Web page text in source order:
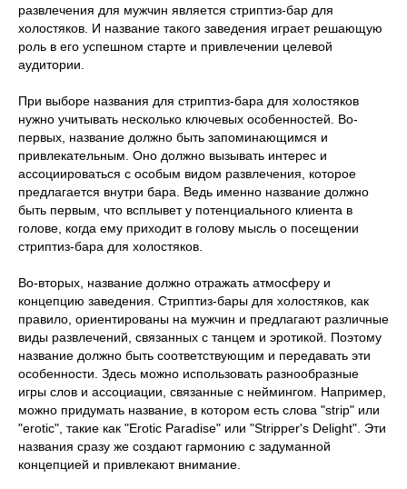
развлечения для мужчин является стриптиз-бар для
холостяков. И название такого заведения играет решающую
роль в его успешном старте и привлечении целевой
аудитории.
При выборе названия для стриптиз-бара для холостяков
нужно учитывать несколько ключевых особенностей. Во-
первых, название должно быть запоминающимся и
привлекательным. Оно должно вызывать интерес и
ассоциироваться с особым видом развлечения, которое
предлагается внутри бара. Ведь именно название должно
быть первым, что всплывет у потенциального клиента в
голове, когда ему приходит в голову мысль о посещении
стриптиз-бара для холостяков.
Во-вторых, название должно отражать атмосферу и
концепцию заведения. Стриптиз-бары для холостяков, как
правило, ориентированы на мужчин и предлагают различные
виды развлечений, связанных с танцем и эротикой. Поэтому
название должно быть соответствующим и передавать эти
особенности. Здесь можно использовать разнообразные
игры слов и ассоциации, связанные с неймингом. Например,
можно придумать название, в котором есть слова "strip" или
"erotic", такие как "Erotic Paradise" или "Stripper's Delight". Эти
названия сразу же создают гармонию с задуманной
концепцией и привлекают внимание.